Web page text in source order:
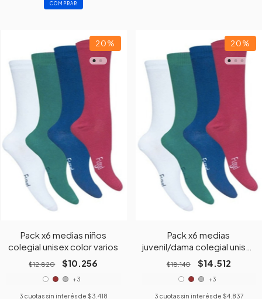
COMPRAR
20%
Pack x6 medias niños
colegial unisex color varios
$12.820 $10.256
+3
3 cuotas sin interés de $3.418
20%
Pack x6 medias
juvenil/dama colegial unisex
color varios
$18.140 $14.512
+3
3 cuotas sin interés de $4.837